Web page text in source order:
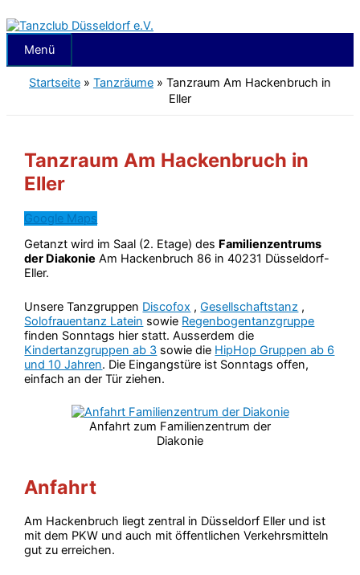
Inhalt
springen
Menü
Menü
Startseite » Tanzräume » Tanzraum Am Hackenbruch in
Eller
Tanzraum Am Hackenbruch in
Eller
Google Maps
Getanzt wird im Saal (2. Etage) des Familienzentrums
der Diakonie Am Hackenbruch 86 in 40231 Düsseldorf-
Eller.
Unsere Tanzgruppen Discofox ,Gesellschaftstanz ,
Solofrauentanz Latein sowie Regenbogentanzgruppe
finden Sonntags hier statt. Ausserdem die
Kindertanzgruppen ab 3 sowie die HipHop Gruppen ab 6
und 10 Jahren. Die Eingangstüre ist Sonntags offen,
einfach an der Tür ziehen.
Anfahrt zum Familienzentrum der
Diakonie
Anfahrt
Am Hackenbruch liegt zentral in Düsseldorf Eller und ist
mit dem PKW und auch mit öffentlichen Verkehrsmitteln
gut zu erreichen.